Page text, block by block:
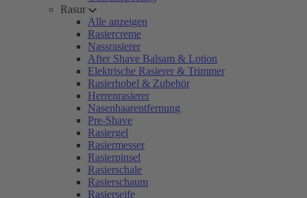
Rasur
Alle anzeigen
Rasiercreme
Nassrasierer
After Shave Balsam & Lotion
Elektrische Rasierer & Trimmer
Rasierhobel & Zubehör
Herrenrasierer
Nasenhaarentfernung
Pre-Shave
Rasiergel
Rasiermesser
Rasierpinsel
Rasierschale
Rasierschaum
Rasierseife